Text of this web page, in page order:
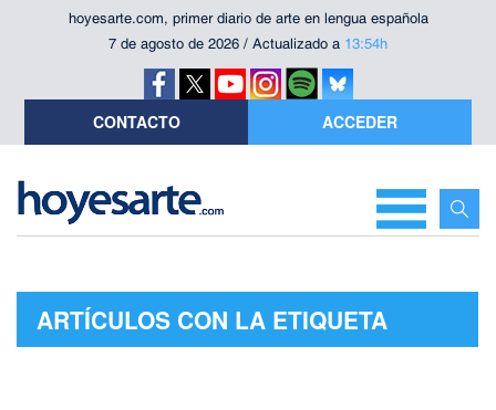
hoyesarte.com, primer diario de arte en lengua española
7 de agosto de 2026 / Actualizado a 13:54h
CONTACTO ACCEDER
ARTÍCULOS CON LA ETIQUETA